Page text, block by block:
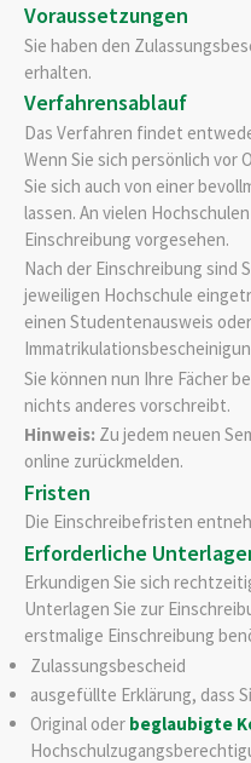
Voraussetzungen
Sie haben den
erhalten.
Verfahrensablauf
Das Verfahren findet
Wenn Sie sich persönlich vor
Sie sich auch von einer
lassen. An vielen
Einschreibung vorgesehen.
Nach der Einschreibung sind
jeweiligen Hochschule
einen Studentenausweis
Sie können nun Ihre Fächer
nichts anderes vorschreibt.
Hinweis: Zu jedem neuen
online zurückmelden.
Fristen
Die Einschreibefristen
Erforderliche
Erkundigen Sie sich
Unterlagen Sie zur
erstmalige Einschreibung
Zulassungsbescheid
ausgefüllte Erklärung, dass
Original oder beglaubigte